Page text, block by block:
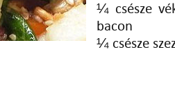
¼ csésze
bacon
¼ csésze